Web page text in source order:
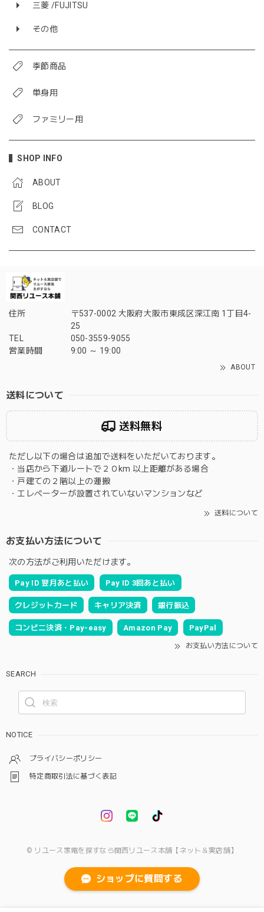
三菱 /FUJITSU
その他
季節商品
単身用
ファミリー用
SHOP INFO
ABOUT
BLOG
CONTACT
住所
〒537-0002 大阪府大阪市東成区深江南 1丁目4-
25
TEL
050-3559-9055
営業時間
9:00 ～ 19:00
ABOUT
送料について
送料無料
ただし以下の場合は追加で送料をいただいております。
・当店から下道ルートで２０km 以上距離がある場合
・戸建ての２階以上の運搬
・エレベーターが設置されていないマンションなど
送料について
お支払い方法について
次の方法がご利用いただけます。
Pay ID 翌月あと払い Pay ID 3回あと払い
クレジットカード キャリア決済 銀行振込
コンビニ決済・Pay-easy Amazon Pay PayPal
お支払い方法について
SEARCH
NOTICE
プライバシーポリシー
特定商取引法に基づく表記
© リユース家電を探すなら関西リユース本舗【ネット＆実店舗】
ショップに質問する